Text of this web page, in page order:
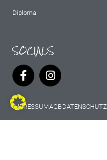
Diploma
SOCIALS
IMPRESSUMAGBDATENSCHUTZ